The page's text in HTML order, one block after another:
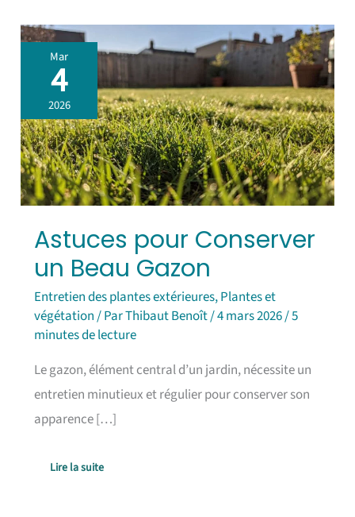
Mar
4
2026
Astuces pour Conserver
un Beau Gazon
Entretien des plantes extérieures,Plantes et
végétation/ ParThibaut Benoît/4 mars 2026/5
minutes de lecture
Le gazon, élément central d’un jardin, nécessite un
entretien minutieux et régulier pour conserver son
apparence […]
Astuces
pour
Conserver
un
Beau
Gazon
Lire la suite